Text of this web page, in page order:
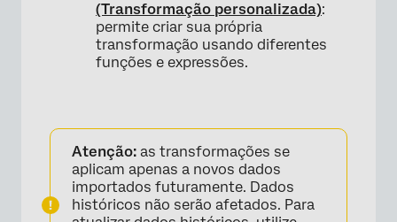
(Transformação personalizada):
permite criar sua própria
transformação usando diferentes
funções e expressões.
Atenção: as transformações se
aplicam apenas a novos dados
importados futuramente. Dados
históricos não serão afetados. Para